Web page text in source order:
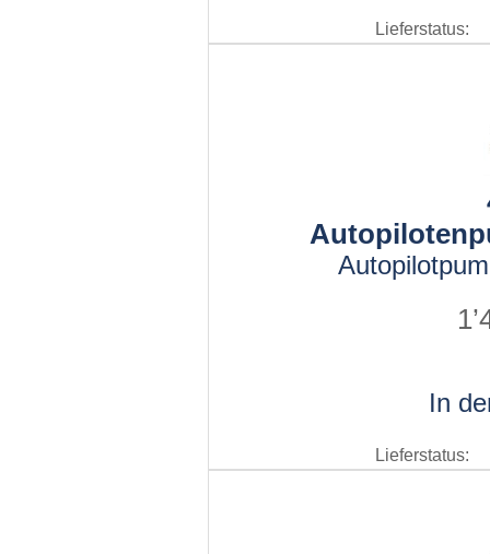
Lieferstatus:
In
Lieferstatus: